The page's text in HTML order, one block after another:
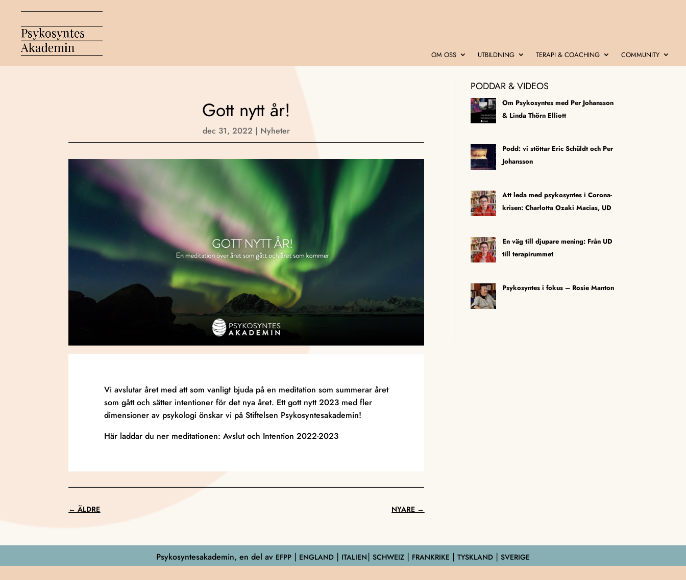
OM OSS UTBILDNING TERAPI & COACHING COMMUNITY
Gott nytt år!
dec 31, 2022 | Nyheter
Vi avslutar året med att som vanligt bjuda på en meditation som summerar året
som gått och sätter intentioner för det nya året. Ett gott nytt 2023 med fler
dimensioner av psykologi önskar vi på Stiftelsen Psykosyntesakademin!
Här laddar du ner meditationen:Avslut och Intention 2022-2023
←ÄLDRE NYARE →
PODDAR & VIDEOS
Om Psykosyntes med Per Johansson
& Linda Thörn Elliott
Podd: vi stöttar Eric Schüldt och Per
Johansson
Att leda med psykosyntes i Corona-
krisen: Charlotta Ozaki Macias, UD
En väg till djupare mening: Från UD
till terapirummet
Psykosyntes i fokus – Rosie Manton
Psykosyntesakademin, en del av EFPP ⎮ ENGLAND ⎮ ITALIEN⎮ SCHWEIZ ⎮ FRANKRIKE ⎮ TYSKLAND ⎮ SVERIGE